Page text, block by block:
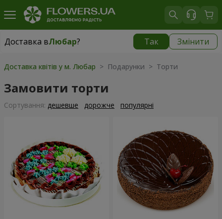
Доставка вЛюбар? Так Змінити
Доставка вЛюбар|
Доставка квітів у м. Любар > Подарунки > Торти
Замовити торти
Сортування: дешевше дорожче популярні